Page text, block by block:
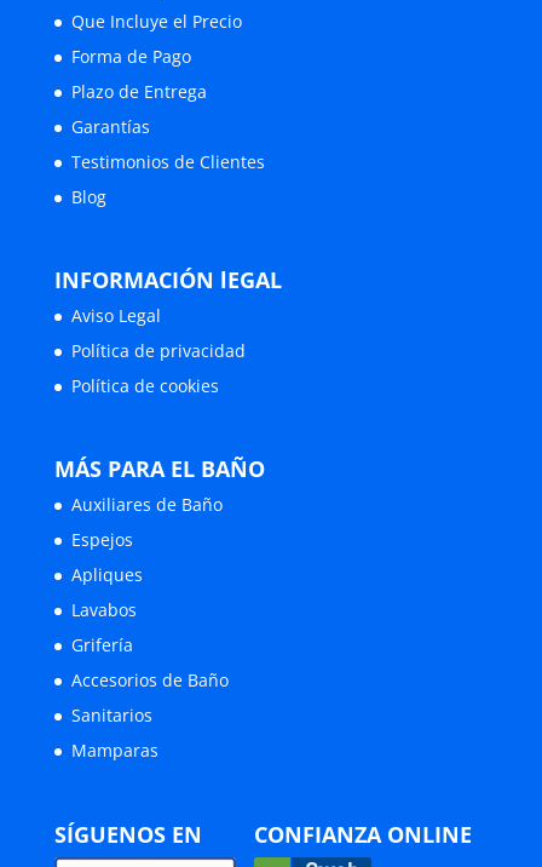
Que Incluye el Precio
Forma de Pago
Plazo de Entrega
Garantías
Testimonios de Clientes
Blog
INFORMACIÓN lEGAL
Aviso Legal
Política de privacidad
Política de cookies
MÁS PARA EL BAÑO
Auxiliares de Baño
Espejos
Apliques
Lavabos
Grifería
Accesorios de Baño
Sanitarios
Mamparas
SÍGUENOS EN CONFIANZA ONLINE